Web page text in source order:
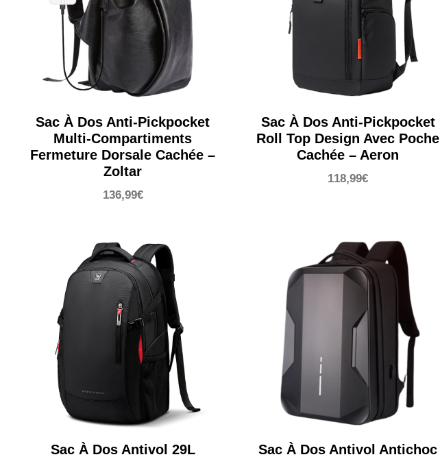
Sac À Dos Anti-Pickpocket
Multi-Compartiments
Fermeture Dorsale Cachée –
Zoltar
136,99€
Sac À Dos Anti-Pickpocket
Roll Top Design Avec Poche
Cachée – Aeron
118,99€
Sac À Dos Antivol 29L Sac À Dos Antivol Antichoc